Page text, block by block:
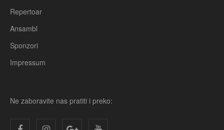
Repertoar
Ansambl
Sponzori
Impressum
Ne zaboravite nas pratiti i preko: